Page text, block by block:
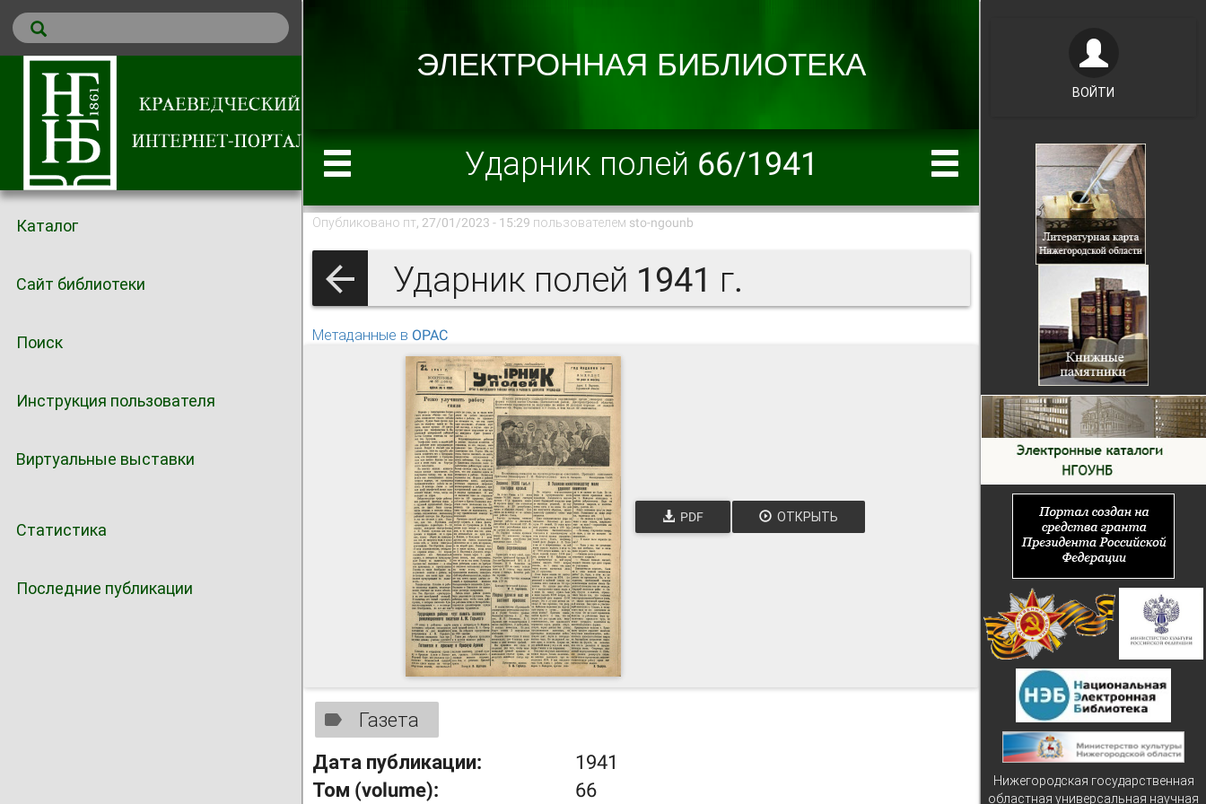
Каталог
Сайт библиотеки
Поиск
Инструкция пользователя
Виртуальные выставки
Статистика
Последние публикации
Ударник полей 66/1941
Опубликовано пт, 27/01/2023 - 15:29 пользователем sto-ngounb
Ударник полей 1941 г.
Метаданные в OPAC
PDF ОТКРЫТЬ
Газета
Дата публикации:
1941
Том (volume):
66
ВОЙТИ
Нижегородская государственная
областная универсальная научная